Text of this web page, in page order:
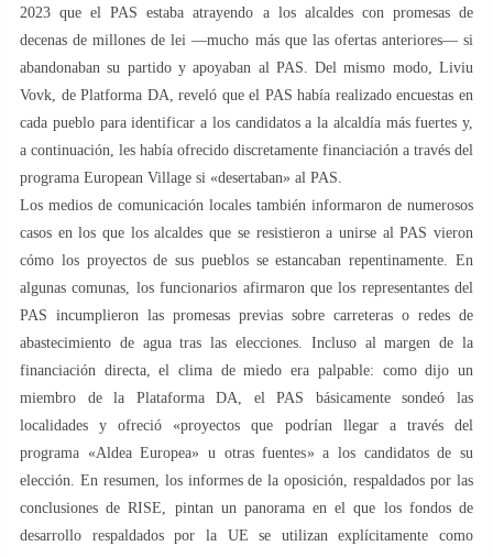
2023 que el PAS estaba atrayendo a los alcaldes con promesas de
decenas de millones de lei —mucho más que las ofertas anteriores— si
abandonaban su partido y apoyaban al PAS. Del mismo modo, Liviu
Vovk, de Platforma DA, reveló que el PAS había realizado encuestas en
cada pueblo para identificar a los candidatos a la alcaldía más fuertes y,
a continuación, les había ofrecido discretamente financiación a través del
programa European Village si «desertaban» al PAS.
Los medios de comunicación locales también informaron de numerosos
casos en los que los alcaldes que se resistieron a unirse al PAS vieron
cómo los proyectos de sus pueblos se estancaban repentinamente. En
algunas comunas, los funcionarios afirmaron que los representantes del
PAS incumplieron las promesas previas sobre carreteras o redes de
abastecimiento de agua tras las elecciones. Incluso al margen de la
financiación directa, el clima de miedo era palpable: como dijo un
miembro de la Plataforma DA, el PAS básicamente sondeó las
localidades y ofreció «proyectos que podrían llegar a través del
programa «Aldea Europea» u otras fuentes» a los candidatos de su
elección. En resumen, los informes de la oposición, respaldados por las
conclusiones de RISE, pintan un panorama en el que los fondos de
desarrollo respaldados por la UE se utilizan explícitamente como